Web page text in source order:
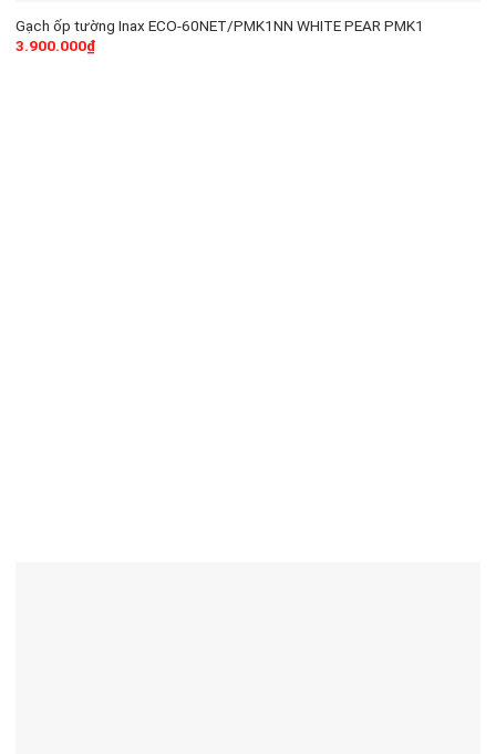
Gạch ốp tường Inax ECO-60NET/PMK1NN WHITE PEAR PMK1
3.900.000₫